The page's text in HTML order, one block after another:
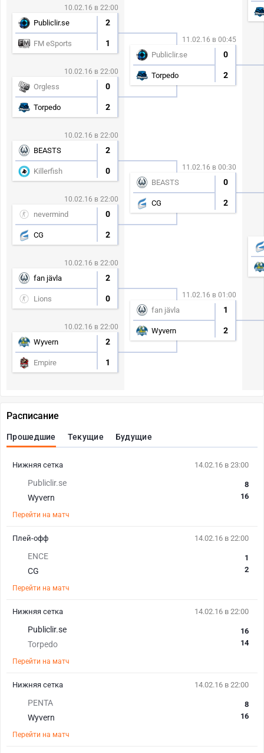
10.02.16 в 22:00
Publiclir.se 2
FM eSports 1
10.02.16 в 22:00
Orgless 0
Torpedo 2
10.02.16 в 22:00
BEASTS 2
Killerfish 0
10.02.16 в 22:00
nevermind 0
CG 2
10.02.16 в 22:00
fan jävla 2
Lions 0
10.02.16 в 22:00
Wyvern 2
Empire 1
11.02.16 в 00:45
Publiclir.se 0
Torpedo 2
11.02.16 в 00:30
BEASTS 0
CG 2
11.02.16 в 01:00
fan jävla 1
Wyvern 2
Расписание
Прошедшие Текущие Будущие
14.02.16 в 23:00
Publiclir.se
Wyvern
8
16
Перейти на матч
Нижняя сетка
14.02.16 в 22:00
ENCE
CG
1
2
Перейти на матч
Плей-офф
14.02.16 в 22:00
Publiclir.se
Torpedo
16
14
Перейти на матч
Нижняя сетка
14.02.16 в 22:00
PENTA
Wyvern
8
16
Перейти на матч
Нижняя сетка